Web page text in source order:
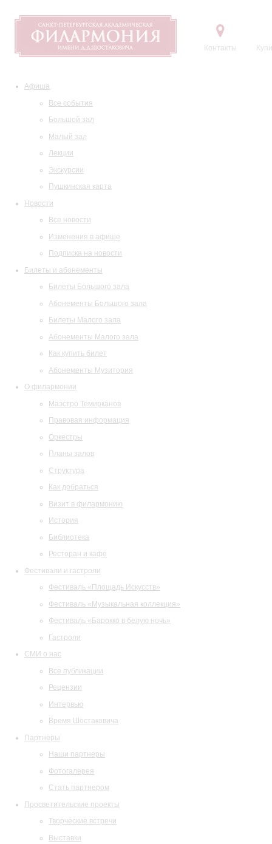
Контакты
Афиша
Все события
Большой зал
Малый зал
Лекции
Экскурсии
Пушкинская карта
Новости
Все новости
Изменения в афише
Подписка на новости
Билеты и абонементы
Билеты Большого зала
Абонементы Большого зала
Билеты Малого зала
Абонементы Малого зала
Как купить билет
Абонементы Музитория
О филармонии
Маэстро Темирканов
Правовая информация
Оркестры
Планы залов
Структура
Как добраться
Визит в филармонию
История
Библиотека
Ресторан и кафе
Фестивали и гастроли
Фестиваль «Площадь Искусств»
Фестиваль «Музыкальная коллекция»
Фестиваль «Барокко в белую ночь»
Гастроли
СМИ о нас
Все публикации
Рецензии
Интервью
Время Шостаковича
Партнеры
Наши партнеры
Фотогалерея
Стать партнером
Просветительские проекты
Творческие встречи
Выставки